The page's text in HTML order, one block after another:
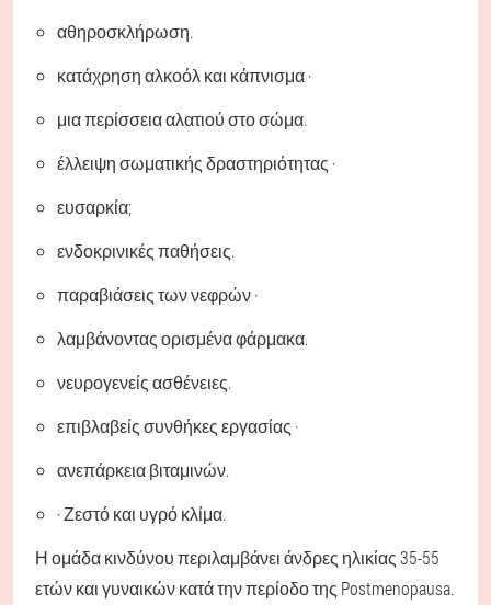
αθηροσκλήρωση.
κατάχρηση αλκοόλ και κάπνισμα ·
μια περίσσεια αλατιού στο σώμα.
έλλειψη σωματικής δραστηριότητας ·
ευσαρκία;
ενδοκρινικές παθήσεις.
παραβιάσεις των νεφρών ·
λαμβάνοντας ορισμένα φάρμακα.
νευρογενείς ασθένειες.
επιβλαβείς συνθήκες εργασίας ·
ανεπάρκεια βιταμινών.
· Ζεστό και υγρό κλίμα.
Η ομάδα κινδύνου περιλαμβάνει άνδρες ηλικίας 35-55
ετών και γυναικών κατά την περίοδο της Postmenopausa.